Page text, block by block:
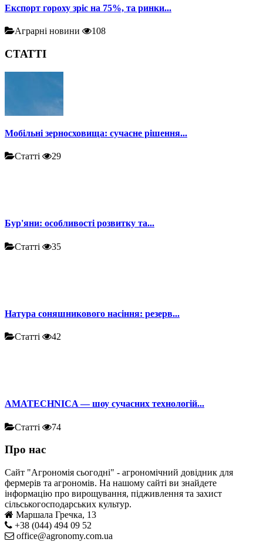
Експорт гороху зріс на 75%, та ринки...
Аграрні новини 108
СТАТТІ
Мобільні зерносховища: сучасне рішення...
Статті 29
Бур'яни: особливості розвитку та...
Статті 35
Натура соняшникового насіння: резерв...
Статті 42
AMATECHNICA — шоу сучасних технологій...
Статті 74
Про нас
Сайт "Агрономія сьогодні" - агрономічний довідник для
фермерів та агрономів. На нашому сайті ви знайдете
інформацію про вирощування, підживлення та захист
сільськогосподарських культур.
Маршала Гречка, 13
+38 (044) 494 09 52
office@agronomy.com.ua